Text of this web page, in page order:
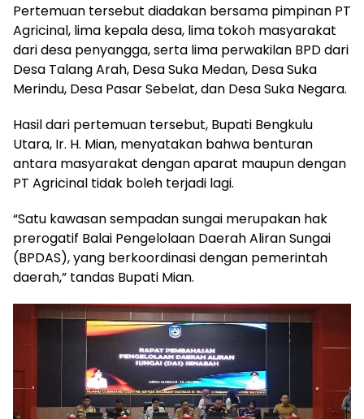
Pertemuan tersebut diadakan bersama pimpinan PT
Agricinal, lima kepala desa, lima tokoh masyarakat
dari desa penyangga, serta lima perwakilan BPD dari
Desa Talang Arah, Desa Suka Medan, Desa Suka
Merindu, Desa Pasar Sebelat, dan Desa Suka Negara.
Hasil dari pertemuan tersebut, Bupati Bengkulu
Utara, Ir. H. Mian, menyatakan bahwa benturan
antara masyarakat dengan aparat maupun dengan
PT Agricinal tidak boleh terjadi lagi.
“Satu kawasan sempadan sungai merupakan hak
prerogatif Balai Pengelolaan Daerah Aliran Sungai
(BPDAS), yang berkoordinasi dengan pemerintah
daerah,” tandas Bupati Mian.